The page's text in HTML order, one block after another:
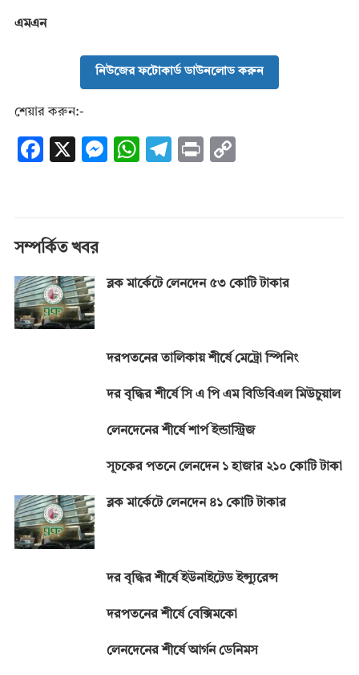
এমএন
নিউজের ফটোকার্ড ডাউনলোড করুন
শেয়ার করুন:-
F
o
o
k
X
M
er
W
p
T
m
Pr
n
সম্পর্কিত খবর
ব্লক মার্কেটে লেনদেন ৫৩ কোটি টাকার
দরপতনের তালিকায় শীর্ষে মেট্রো স্পিনিং
দর বৃদ্ধির শীর্ষে সি এ পি এম বিডিবিএল মিউচুয়াল
লেনদেনের শীর্ষে শার্প ইন্ডাস্ট্রিজ
সূচকের পতনে লেনদেন ১ হাজার ২১০ কোটি টাকা
ব্লক মার্কেটে লেনদেন ৪১ কোটি টাকার
দর বৃদ্ধির শীর্ষে ইউনাইটেড ইন্স্যুরেন্স
দরপতনের শীর্ষে বেক্সিমকো
লেনদেনের শীর্ষে আর্গন ডেনিমস